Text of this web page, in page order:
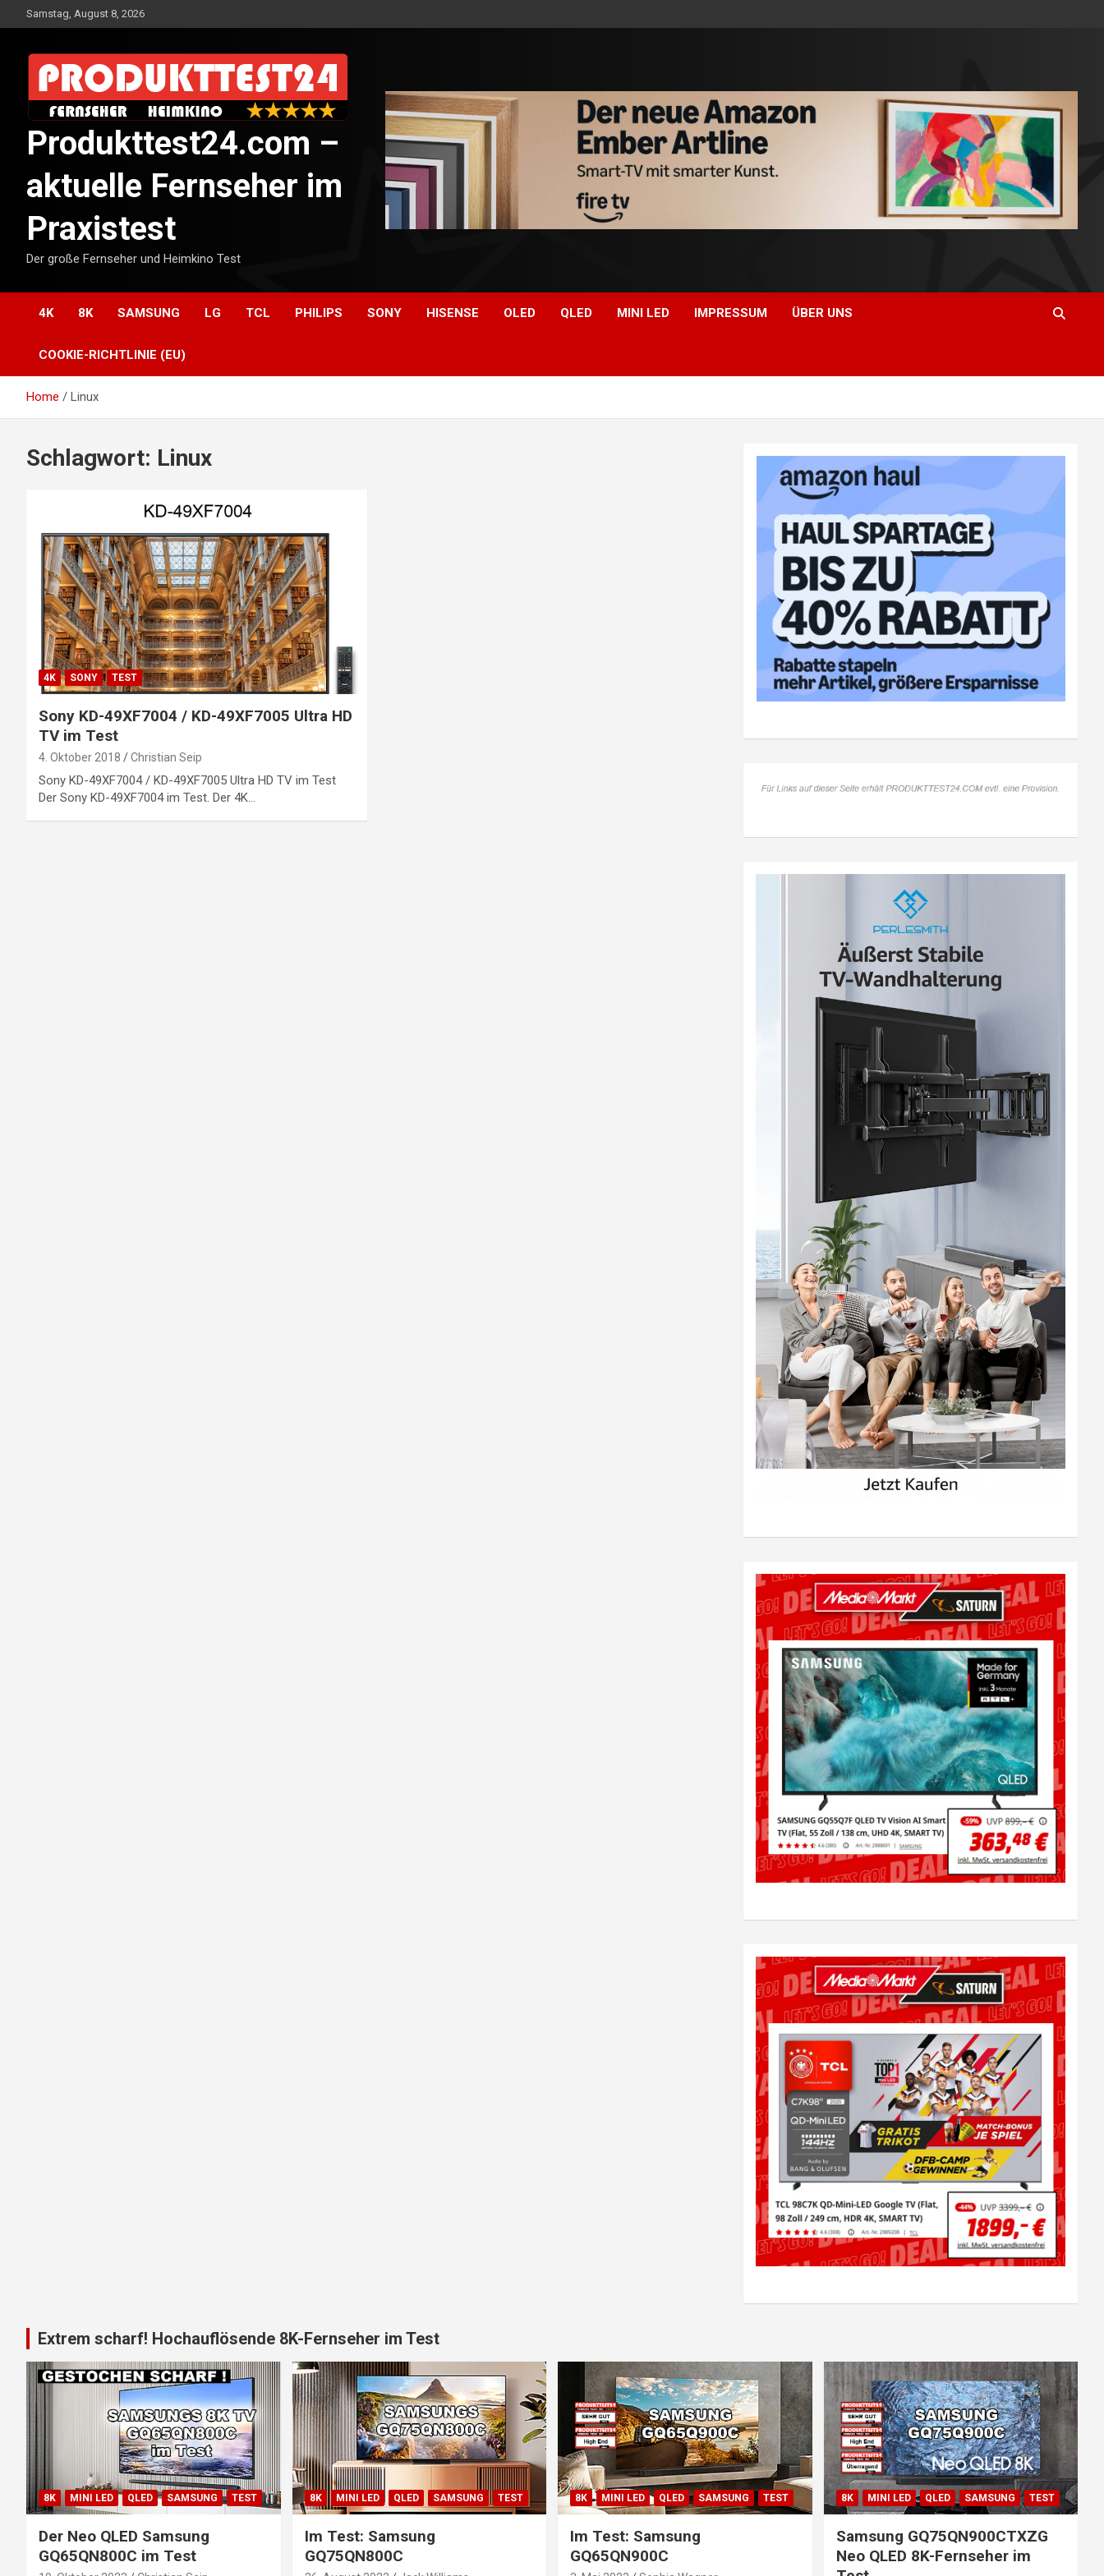
to
Samstag, August 8, 2026
Produkttest24.com –
aktuelle Fernseher im
Praxistest
Der große Fernseher und Heimkino Test
4K 8K SAMSUNG LG TCL PHILIPS SONY HISENSE OLED QLED MINI LED IMPRESSUM ÜBER UNS
COOKIE-RICHTLINIE (EU)
Home Linux
Schlagwort: Linux
4K SONY TEST
Sony KD-49XF7004 / KD-49XF7005 Ultra HD
TV im Test
4. Oktober 2018 Christian Seip
Sony KD-49XF7004 / KD-49XF7005 Ultra HD TV im Test
Der Sony KD-49XF7004 im Test. Der 4K…
Extrem scharf! Hochauflösende 8K-Fernseher im Test
8K MINI LED QLED SAMSUNG TEST
Der Neo QLED Samsung
GQ65QN800C im Test
8K MINI LED QLED SAMSUNG TEST
Im Test: Samsung
GQ75QN800C
8K MINI LED QLED SAMSUNG TEST
Im Test: Samsung
GQ65QN900C
8K MINI LED QLED SAMSUNG TEST
Samsung GQ75QN900CTXZG
Neo QLED 8K-Fernseher im